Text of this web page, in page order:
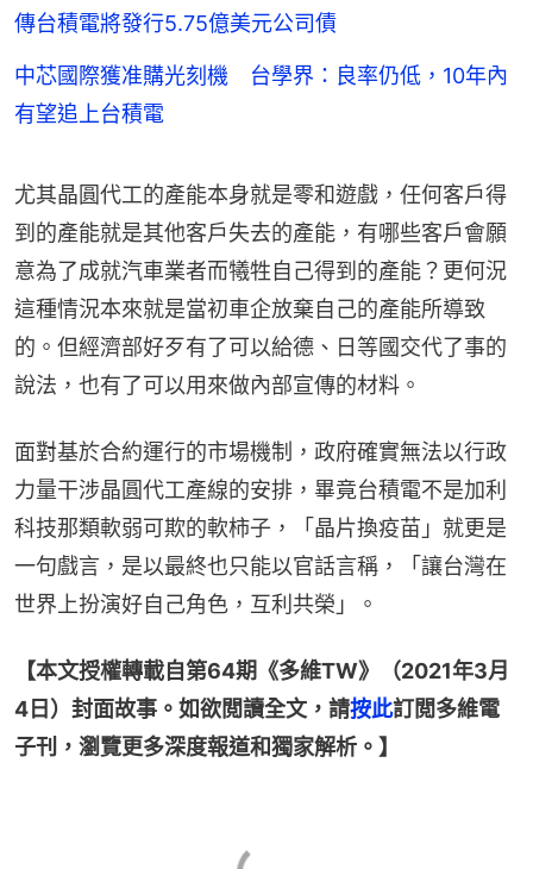
傳台積電將發行5.75億美元公司債
中芯國際獲准購光刻機 台學界：良率仍低，10年內
有望追上台積電
尤其晶圓代工的產能本身就是零和遊戲，任何客戶得
到的產能就是其他客戶失去的產能，有哪些客戶會願
意為了成就汽車業者而犧牲自己得到的產能？更何況
這種情況本來就是當初車企放棄自己的產能所導致
的。但經濟部好歹有了可以給德、日等國交代了事的
說法，也有了可以用來做內部宣傳的材料。
面對基於合約運行的市場機制，政府確實無法以行政
力量干涉晶圓代工產線的安排，畢竟台積電不是加利
科技那類軟弱可欺的軟柿子，「晶片換疫苗」就更是
一句戲言，是以最終也只能以官話言稱，「讓台灣在
世界上扮演好自己角色，互利共榮」。
【本文授權轉載自第64期《多維TW》（2021年3月
4日）封面故事。如欲閲讀全文，請按此訂閲多維電
子刊，瀏覽更多深度報道和獨家解析。】